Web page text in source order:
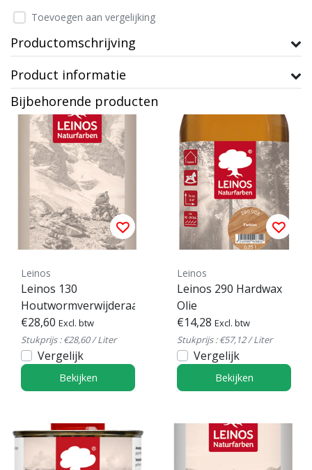
Toevoegen aan vergelijking
Productomschrijving
Product informatie
Bijbehorende producten
Leinos
Leinos 130
Houtwormverwijderaar
€28,60 Excl. btw
Stukprijs : €28,60 / Liter
Vergelijk
Bekijken
Leinos
Leinos 290 Hardwax
Olie
€14,28 Excl. btw
Stukprijs : €57,12 / Liter
Vergelijk
Bekijken